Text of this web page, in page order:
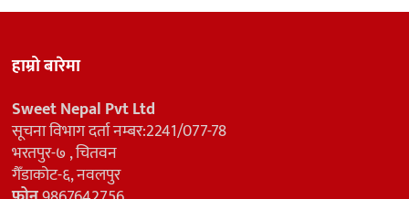
हाम्रो बारेमा
Sweet Nepal Pvt Ltd
सूचना विभाग दर्ता नम्बर:2241/077-78
भरतपुर-७ , चितवन
गैँडाकोट-६, नवलपुर